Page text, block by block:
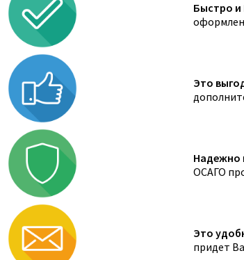
Быстро и
Это
Надежно
ОСАГО
Это
придет